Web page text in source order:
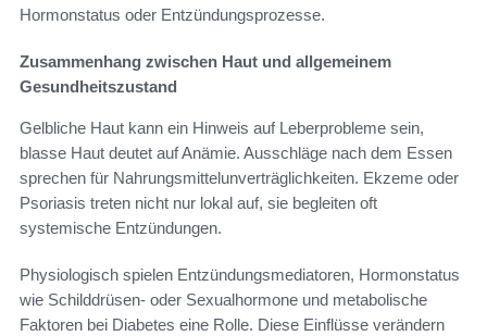
Hormonstatus oder Entzündungsprozesse.
Zusammenhang zwischen Haut und allgemeinem
Gesundheitszustand
Gelbliche Haut kann ein Hinweis auf Leberprobleme sein,
blasse Haut deutet auf Anämie. Ausschläge nach dem Essen
sprechen für Nahrungsmittelunverträglichkeiten. Ekzeme oder
Psoriasis treten nicht nur lokal auf, sie begleiten oft
systemische Entzündungen.
Physiologisch spielen Entzündungsmediatoren, Hormonstatus
wie Schilddrüsen- oder Sexualhormone und metabolische
Faktoren bei Diabetes eine Rolle. Diese Einflüsse verändern